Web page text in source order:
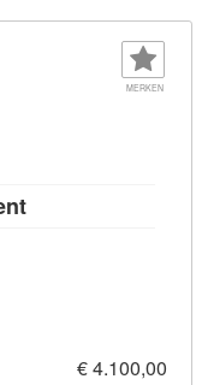
MERKEN
Kursdetail: Human
€ 4.100,00